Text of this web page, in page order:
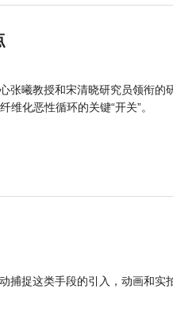
张曦教授和宋清晓研究员领衔的
化恶性循环的关键“开关”。
捕捉这类手段的引入，动画和实